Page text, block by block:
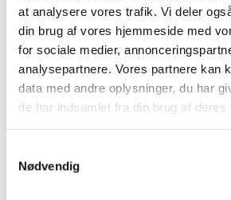
at analysere vores trafik. Vi deler
din brug af vores hjemmeside med
for sociale medier,
analysepartnere. Vores partnere kan
data med andre oplysninger, du har
de har indsamlet fra din brug af deres
Nødvendig
Dulcian 16'
Trompet 8'
Krumhorn 8'
Skalmeje 4'
Tremolo